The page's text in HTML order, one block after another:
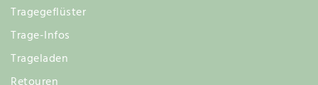
Tragegeflüster
Trage-Infos
Trageladen